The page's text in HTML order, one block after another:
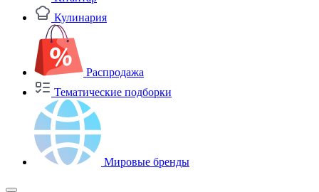
Кулинария
Распродажа
Тематические подборки
Мировые бренды